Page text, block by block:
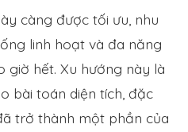
càng được tối ưu, nhu
linh hoạt và đa năng
hết. Xu hướng này là
bài toán diện tích, đặc
trở thành một phần của